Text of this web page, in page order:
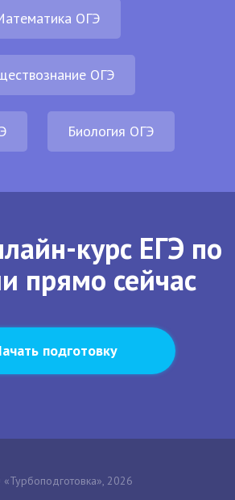
ОГЭ
ОГЭ
Биология ОГЭ
курс ЕГЭ по
прямо сейчас
подготовку
2026